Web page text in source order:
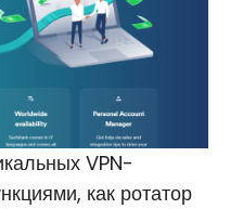
VPN-
как ротатор